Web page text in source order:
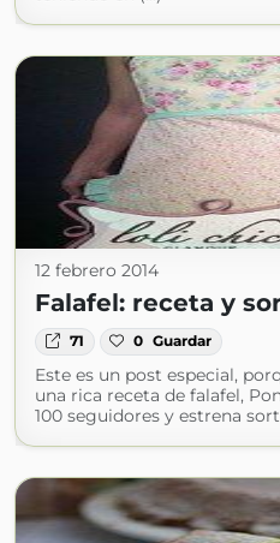
12 febrero 2014
Falafel: receta y
71 0 Guardar
Este es un post especial,
una rica receta de falafel,
100 seguidores y estrena